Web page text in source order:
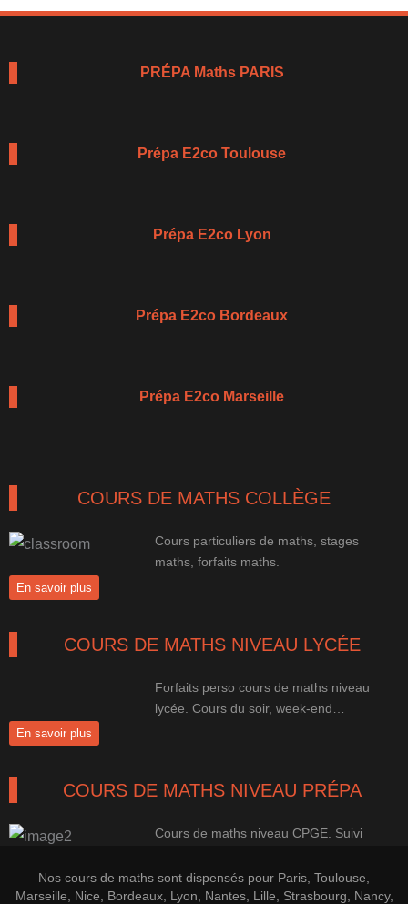
PRÉPA Maths PARIS
Prépa E2co Toulouse
Prépa E2co Lyon
Prépa E2co Bordeaux
Prépa E2co Marseille
COURS DE MATHS COLLÈGE
En savoir plus
Cours particuliers de maths, stages
maths, forfaits maths.
COURS DE MATHS NIVEAU LYCÉE
En savoir plus
Forfaits perso cours de maths niveau
lycée. Cours du soir, week-end…
COURS DE MATHS NIVEAU PRÉPA
En savoir plus
Cours de maths niveau CPGE. Suivi
efficace.
Nos cours de maths sont dispensés pour Paris, Toulouse,
Marseille, Nice, Bordeaux, Lyon, Nantes, Lille, Strasbourg, Nancy,